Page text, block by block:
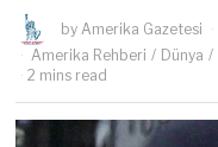
by Amerika Gazetesi
Amerika Rehberi / Dünya /
2 mins read